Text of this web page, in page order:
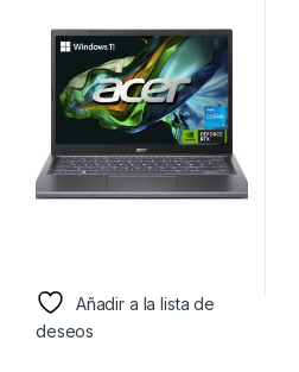
Añadir a la lista de
deseos